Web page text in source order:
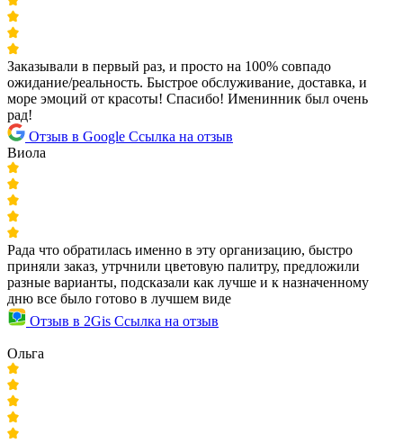
Заказывали в первый раз, и просто на 100% совпадо
ожидание/реальность. Быстрое обслуживание, доставка, и
море эмоций от красоты! Спасибо! Именинник был очень
рад!
Отзыв в Google Ссылка на отзыв
Виола
Рада что обратилась именно в эту организацию, быстро
приняли заказ, утрчнили цветовую палитру, предложили
разные варианты, подсказали как лучше и к назначенному
дню все было готово в лучшем виде
Отзыв в 2Gis Ссылка на отзыв
Ольга